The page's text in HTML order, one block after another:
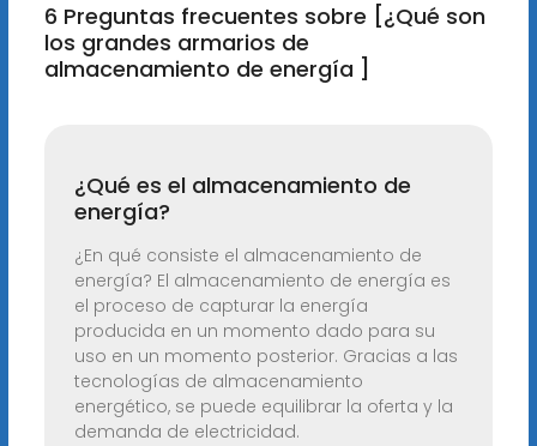
6 Preguntas frecuentes sobre [¿Qué son
los grandes armarios de
almacenamiento de energía ]
¿Qué es el almacenamiento de
energía?
¿En qué consiste el almacenamiento de
energía? El almacenamiento de energía es
el proceso de capturar la energía
producida en un momento dado para su
uso en un momento posterior. Gracias a las
tecnologías de almacenamiento
energético, se puede equilibrar la oferta y la
demanda de electricidad.